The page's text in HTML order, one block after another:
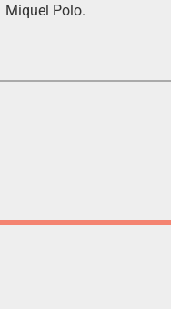
Miquel Polo.